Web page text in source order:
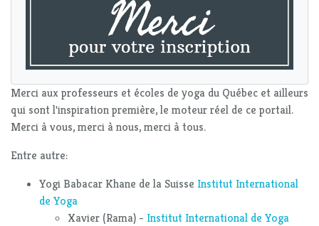
Merci aux professeurs et écoles de yoga du Québec et ailleurs
qui sont l'inspiration première, le moteur réel de ce portail.
Merci à vous, merci à nous, merci à tous.
Entre autre:
Yogi Babacar Khane de la Suisse Institut International
de Yoga
Xavier (Rama) - Institut International de Yoga